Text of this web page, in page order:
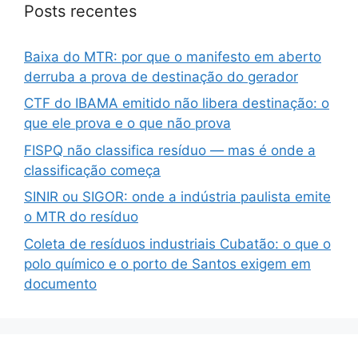
Posts recentes
Baixa do MTR: por que o manifesto em aberto
derruba a prova de destinação do gerador
CTF do IBAMA emitido não libera destinação: o
que ele prova e o que não prova
FISPQ não classifica resíduo — mas é onde a
classificação começa
SINIR ou SIGOR: onde a indústria paulista emite
o MTR do resíduo
Coleta de resíduos industriais Cubatão: o que o
polo químico e o porto de Santos exigem em
documento